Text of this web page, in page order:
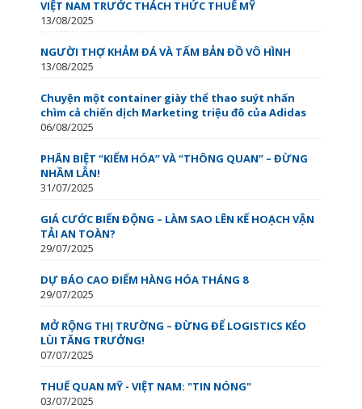
VIỆT NAM TRƯỚC THÁCH THỨC THUẾ MỸ
13/08/2025
NGƯỜI THỢ KHẢM ĐÁ VÀ TẤM BẢN ĐỒ VÔ HÌNH
13/08/2025
Chuyện một container giày thể thao suýt nhấn
chìm cả chiến dịch Marketing triệu đô của Adidas
06/08/2025
PHÂN BIỆT “KIỂM HÓA” VÀ “THÔNG QUAN” – ĐỪNG
NHẦM LẪN!
31/07/2025
GIÁ CƯỚC BIẾN ĐỘNG – LÀM SAO LÊN KẾ HOẠCH VẬN
TẢI AN TOÀN?
29/07/2025
DỰ BÁO CAO ĐIỂM HÀNG HÓA THÁNG 8
29/07/2025
MỞ RỘNG THỊ TRƯỜNG – ĐỪNG ĐỂ LOGISTICS KÉO
LÙI TĂNG TRƯỞNG!
07/07/2025
THUẾ QUAN MỸ - VIỆT NAM: "TIN NÓNG"
03/07/2025